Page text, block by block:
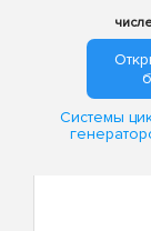
Системы